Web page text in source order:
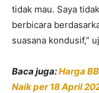
tidak mau. Saya
berbicara
suasana kondusif,”
Baca juga:Harga
Naik per 18 April